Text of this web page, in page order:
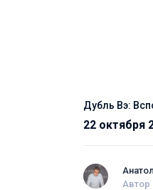
Дубль Вэ:
22 октября
Автор